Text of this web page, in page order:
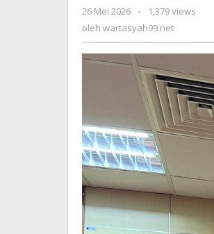
26 Mei 2026
oleh
wartasyah99.net
-
1,379 views
oleh wartasyah99.net